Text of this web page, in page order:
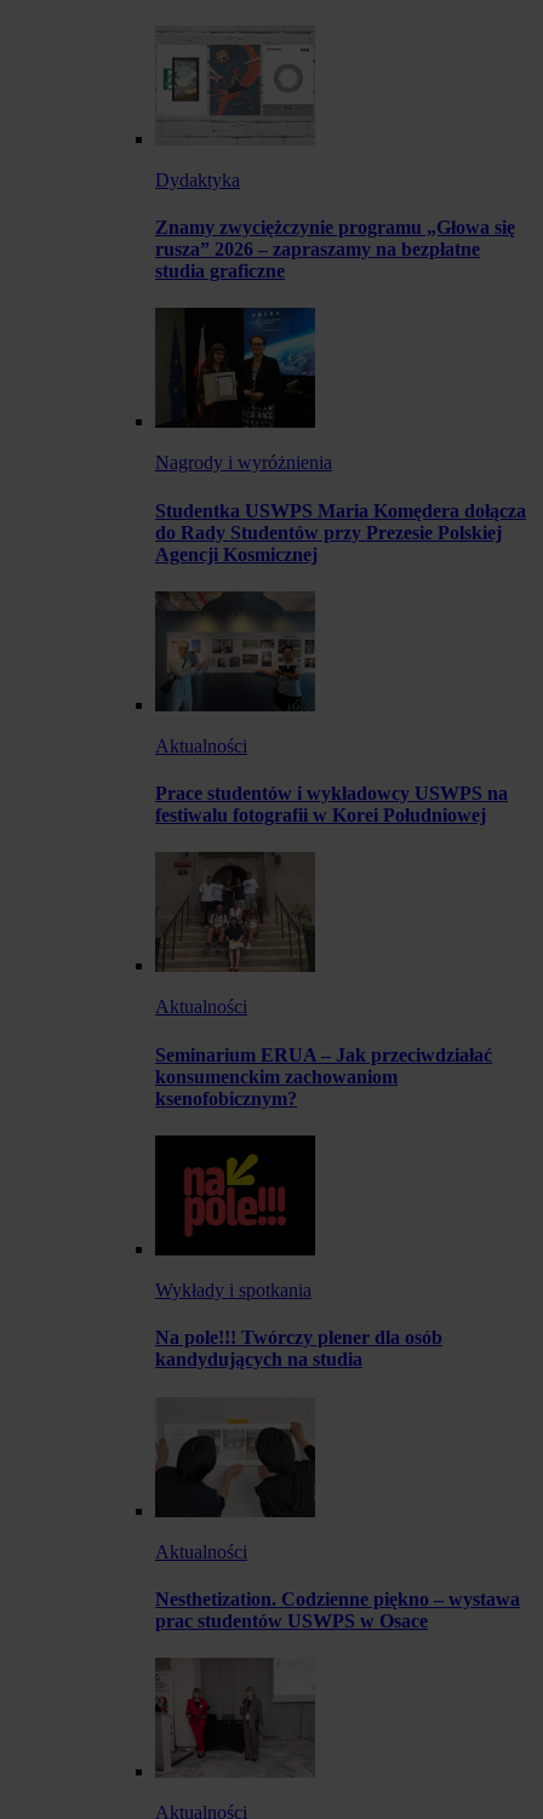
Dydaktyka
Znamy zwyciężczynie programu „Głowa się
rusza” 2026 – zapraszamy na bezpłatne
studia graficzne
Nagrody i wyróżnienia
Studentka USWPS Maria Komędera dołącza
do Rady Studentów przy Prezesie Polskiej
Agencji Kosmicznej
Aktualności
Prace studentów i wykładowcy USWPS na
festiwalu fotografii w Korei Południowej
Aktualności
Seminarium ERUA – Jak przeciwdziałać
konsumenckim zachowaniom
ksenofobicznym?
Wykłady i spotkania
Na pole!!! Twórczy plener dla osób
kandydujących na studia
Aktualności
Nesthetization. Codzienne piękno – wystawa
prac studentów USWPS w Osace
Aktualności